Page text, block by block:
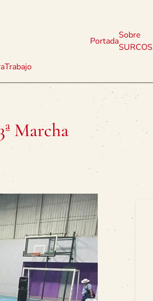
Trabajo
Portada
Sobre
SURCOS
Marcha